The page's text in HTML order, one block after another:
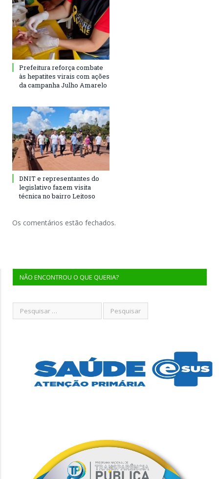
Prefeitura reforça combate
às hepatites virais com ações
da campanha Julho Amarelo
DNIT e representantes do
legislativo fazem visita
técnica no bairro Leitoso
Os comentários estão fechados.
NÃO ENCONTROU O QUE QUERIA?